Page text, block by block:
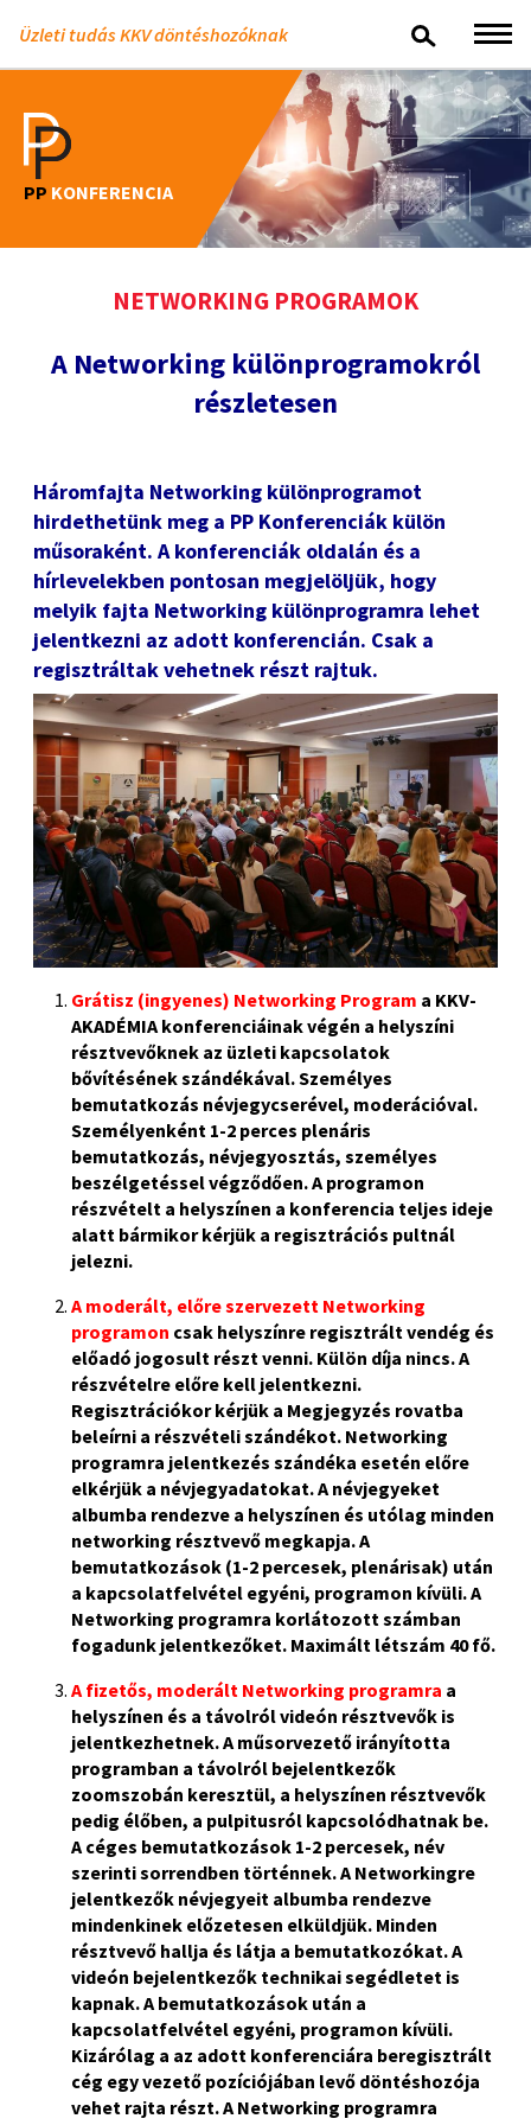
Üzleti tudás KKV döntéshozóknak
PP KONFERENCIA
NETWORKING PROGRAMOK
A Networking különprogramokról
részletesen
Háromfajta Networking különprogramot
hirdethetünk meg a PP Konferenciák külön
műsoraként. A konferenciák oldalán és a
hírlevelekben pontosan megjelöljük, hogy
melyik fajta Networking különprogramra lehet
jelentkezni az adott konferencián. Csak a
regisztráltak vehetnek részt rajtuk.
Grátisz (ingyenes) Networking Program a KKV-
AKADÉMIA konferenciáinak végén a helyszíni
résztvevőknek az üzleti kapcsolatok
bővítésének szándékával. Személyes
bemutatkozás névjegycserével, moderációval.
Személyenként 1-2 perces plenáris
bemutatkozás, névjegyosztás, személyes
beszélgetéssel végződően. A programon
részvételt a helyszínen a konferencia teljes ideje
alatt bármikor kérjük a regisztrációs pultnál
jelezni.
A moderált, előre szervezett Networking
programon csak helyszínre regisztrált vendég és
előadó jogosult részt venni. Külön díja nincs. A
részvételre előre kell jelentkezni.
Regisztrációkor kérjük a Megjegyzés rovatba
beleírni a részvételi szándékot. Networking
programra jelentkezés szándéka esetén előre
elkérjük a névjegyadatokat. A névjegyeket
albumba rendezve a helyszínen és utólag minden
networking résztvevő megkapja. A
bemutatkozások (1-2 percesek, plenárisak) után
a kapcsolatfelvétel egyéni, programon kívüli.A
Networking programra korlátozott számban
fogadunk jelentkezőket. Maximált létszám 40 fő.
A fizetős, moderált Networking programra a
helyszínen és a távolról videón résztvevők is
jelentkezhetnek. A műsorvezető irányította
programban a távolról bejelentkezők
zoomszobán keresztül, a helyszínen résztvevők
pedig élőben, a pulpitusról kapcsolódhatnak be.
A céges bemutatkozások 1-2 percesek, név
szerinti sorrendben történnek. A Networkingre
jelentkezők névjegyeit albumba rendezve
mindenkinek előzetesen elküldjük. Minden
résztvevő hallja és látja a bemutatkozókat. A
videón bejelentkezők technikai segédletet is
kapnak. A bemutatkozások után a
kapcsolatfelvétel egyéni, programon kívüli.
Kizárólag a az adott konferenciára beregisztrált
cég egy vezető pozíciójában levő döntéshozója
vehet rajta részt. A Networking programra